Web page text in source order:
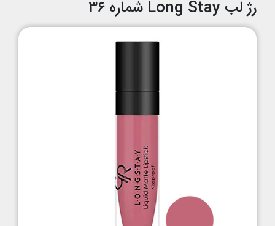
رژ لب Long Stay شماره ۳۶